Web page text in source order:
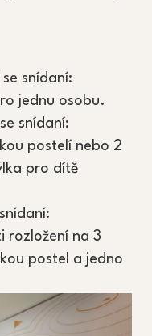
snídaní:
jednu osobu.
snídaní:
postelí nebo 2
pro dítě
rozložení na 3
postel a jedno